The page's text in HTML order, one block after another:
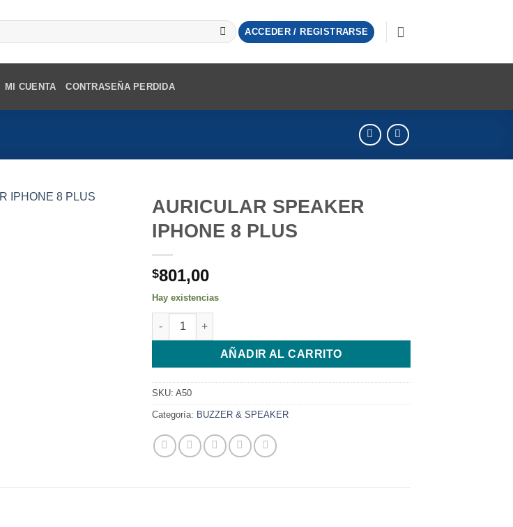
ACCEDER / REGISTRARSE
MI CUENTA CONTRASEÑA PERDIDA
AURICULAR SPEAKER
IPHONE 8 PLUS
$801,00
Hay existencias
AURICULAR SPEAKER IPHONE 8 PLUS cantidad
AÑADIR AL CARRITO
SKU:A50
Categoría: BUZZER & SPEAKER